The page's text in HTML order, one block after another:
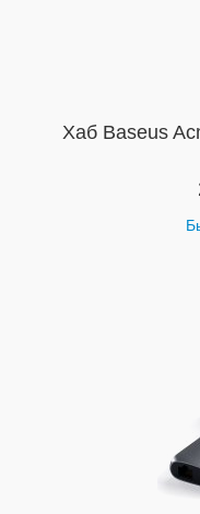
Хаб Baseus